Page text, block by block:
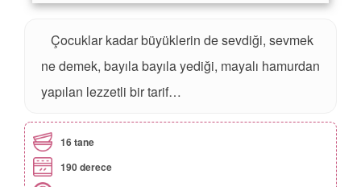
Çocuklar kadar büyüklerin de sevdiği, sevmek
ne demek, bayıla bayıla yediği, mayalı hamurdan
yapılan lezzetli bir tarif…
16 tane
190 derece